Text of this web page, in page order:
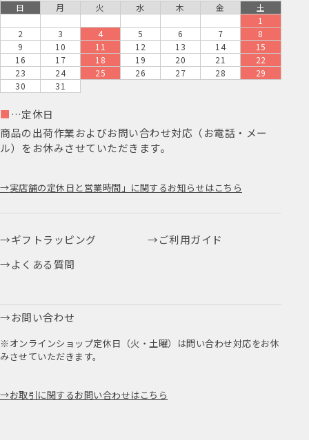
日 月 火 水 木 金
土
1
2
3 4 5 6 7
8
9
10 11 12 13 14
15
16
17 18 19 20 21
22
23
24 25 26 27 28
29
30
31
■ …定休日
商品の出荷作業およびお問い合わせ対応（お電話・メー
ル）をお休みさせていただきます。
実店舗の定休日と営業時間」に関するお知らせはこちら
ギフトラッピング
ご利用ガイド
よくある質問
お問い合わせ
※オンラインショップ定休日（火・土曜）は問い合わせ対応をお休
みさせていただきます。
お取引に関するお問い合わせはこちら